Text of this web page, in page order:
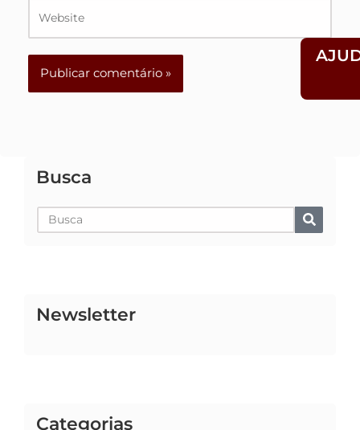
Busca
Pesquisar
Newsletter
Categorias